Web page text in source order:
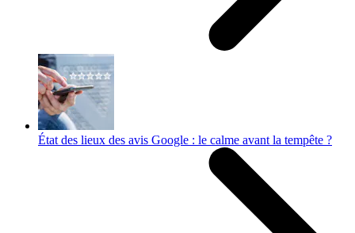
État des lieux des avis Google : le calme avant la tempête ?